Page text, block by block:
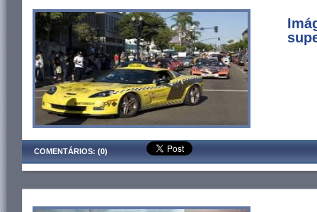
COMENTÁRIOS: (0)